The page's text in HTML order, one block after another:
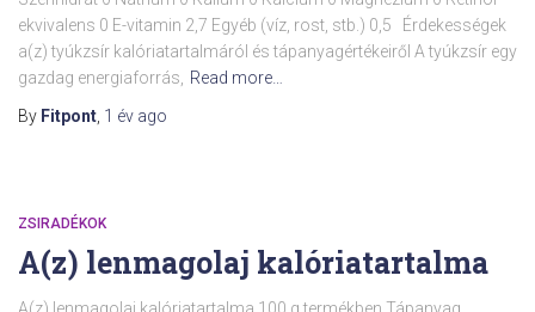
ekvivalens 0 E-vitamin 2,7 Egyéb (víz, rost, stb.) 0,5 Érdekességek
a(z) tyúkzsír kalóriatartalmáról és tápanyagértékeiről A tyúkzsír egy
gazdag energiaforrás,
Read more…
By Fitpont 1 év ago
ZSIRADÉKOK
A(z) lenmagolaj kalóriatartalma